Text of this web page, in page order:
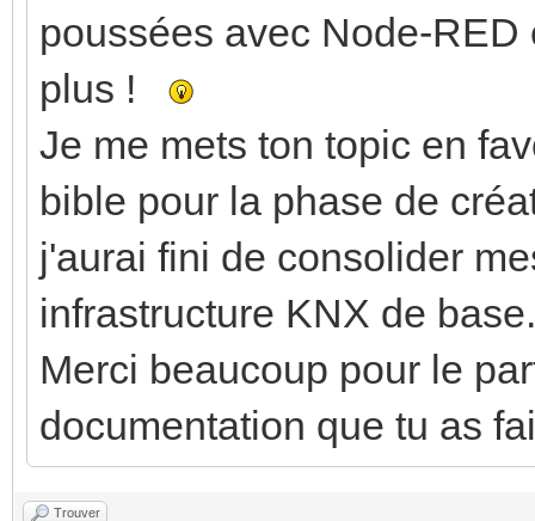
poussées avec Node-
plus !
Je me mets ton topic en
bible pour la phase de
j'aurai fini de consolider
infrastructure KNX de base.
Merci beaucoup pour le
documentation que tu as
Trouver